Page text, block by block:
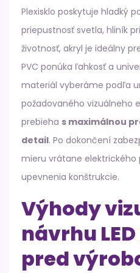
Plexisklo poskytuje hladký
priepustnosť svetla, hliník
životnosť, akryl je ideálny
PVC ponúka ľahkosť a
materiál vyberáme podľa
požadovaného vizuálneho
prebieha s maximálnou
detail. Po dokončení
mieru vrátane elektrického
upevnenia konštrukcie.
Výhody
návrhu
pred